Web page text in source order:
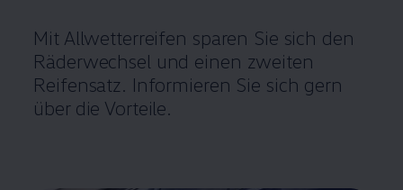
Mit Allwetterreifen sparen Sie sich den
Räderwechsel und einen zweiten
Reifensatz. Informieren Sie sich gern
über die Vorteile.